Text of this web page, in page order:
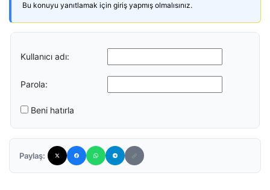
Bu konuyu yanıtlamak için giriş yapmış olmalısınız.
Kullanıcı adı:
Parola:
Beni hatırla
Paylaş: